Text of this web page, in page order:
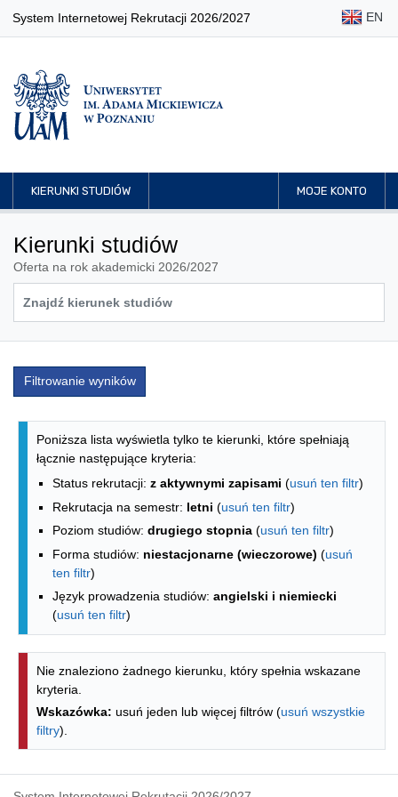
System Internetowej Rekrutacji 2026/2027 EN
KIERUNKI STUDIÓW MOJE KONTO
Kierunki studiów
Oferta na rok akademicki 2026/2027
Filtrowanie wyników
Lista kierunków - spis według
Poniższa lista wyświetla tylko te kierunki, które spełniają
łącznie następujące kryteria:
Status rekrutacji: z aktywnymi zapisami (usuń ten filtr)
Rekrutacja na semestr: letni (usuń ten filtr)
Poziom studiów: drugiego stopnia (usuń ten filtr)
Forma studiów: niestacjonarne (wieczorowe) (usuń
ten filtr)
Język prowadzenia studiów: angielski i niemiecki
(usuń ten filtr)
Nie znaleziono żadnego kierunku, który spełnia wskazane
kryteria.
Wskazówka: usuń jeden lub więcej filtrów (usuń wszystkie
filtry).